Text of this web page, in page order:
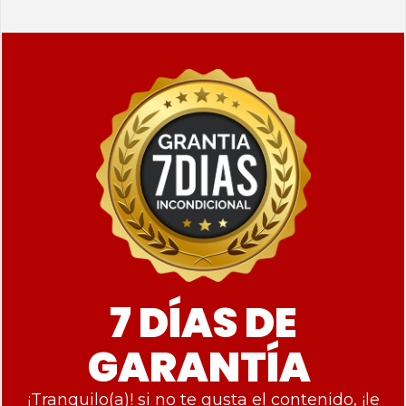
7 DÍAS DE
GARANTÍA
¡Tranquilo(a)! si no te gusta el contenido, ¡le